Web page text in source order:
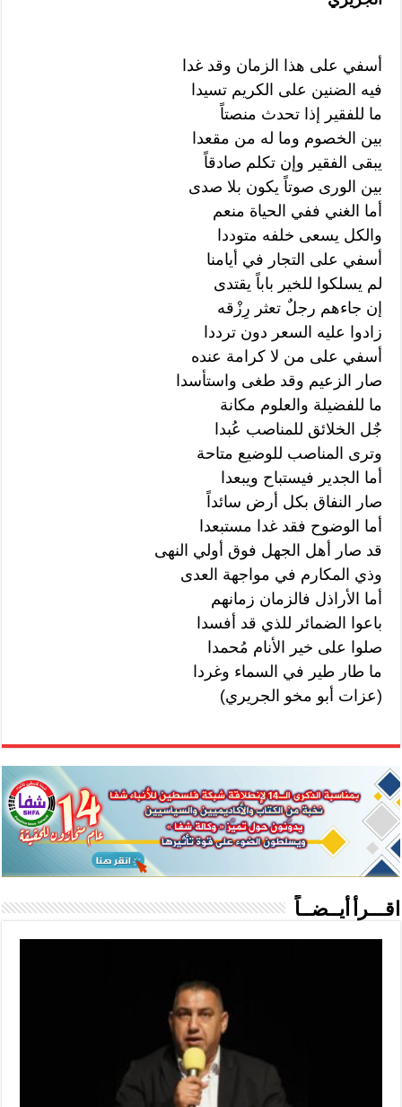
أسفي على هذا الزمان وقد غدا
فيه الضنين على الكريم تسيدا
ما للفقير إذا تحدث منصتاً
بين الخصوم وما له من مقعدا
يبقى الفقير وإن تكلم صادقاً
بين الورى صوتاً يكون بلا صدى
أما الغني ففي الحياة منعم
والكل يسعى خلفه متوددا
أسفي على التجار في أيامنا
لم يسلكوا للخير باباً يقتدى
إن جاءهم رجلٌ تعثر رِزْقه
زادوا عليه السعر دون ترددا
أسفي على من لا كرامة عنده
صار الزعيم وقد طغى واستأسدا
ما للفضيلة والعلوم مكانة
جٌل الخلائق للمناصب عُبدا
وترى المناصب للوضيع متاحة
أما الجدير فيستباح ويبعدا
صار النفاق بكل أرض سائداً
أما الوضوح فقد غدا مستبعدا
قد صار أهل الجهل فوق أولي النهى
وذي المكارم في مواجهة العدى
أما الأراذل فالزمان زمانهم
باعوا الضمائر للذي قد أفسدا
صلوا على خير الأنام مُحمدا
ما طار طير في السماء وغردا
(عزات أبو مخو الجريري)
اقـــرأ أيــضــاً